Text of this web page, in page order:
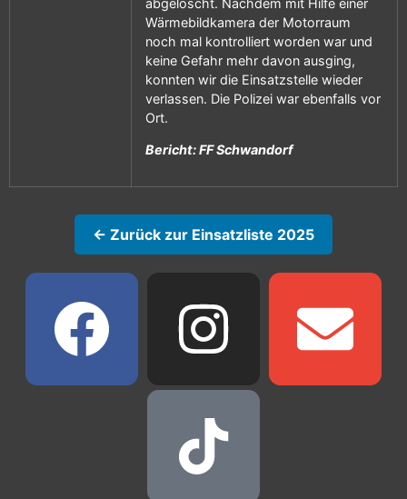
abgelöscht. Nachdem mit Hilfe einer
Wärmebildkamera der Motorraum
noch mal kontrolliert worden war und
keine Gefahr mehr davon ausging,
konnten wir die Einsatzstelle wieder
verlassen. Die Polizei war ebenfalls vor
Ort.
Bericht: FF Schwandorf
← Zurück zur Einsatzliste 2025